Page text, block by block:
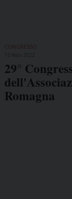
CONGRESSO
29°
Romagna